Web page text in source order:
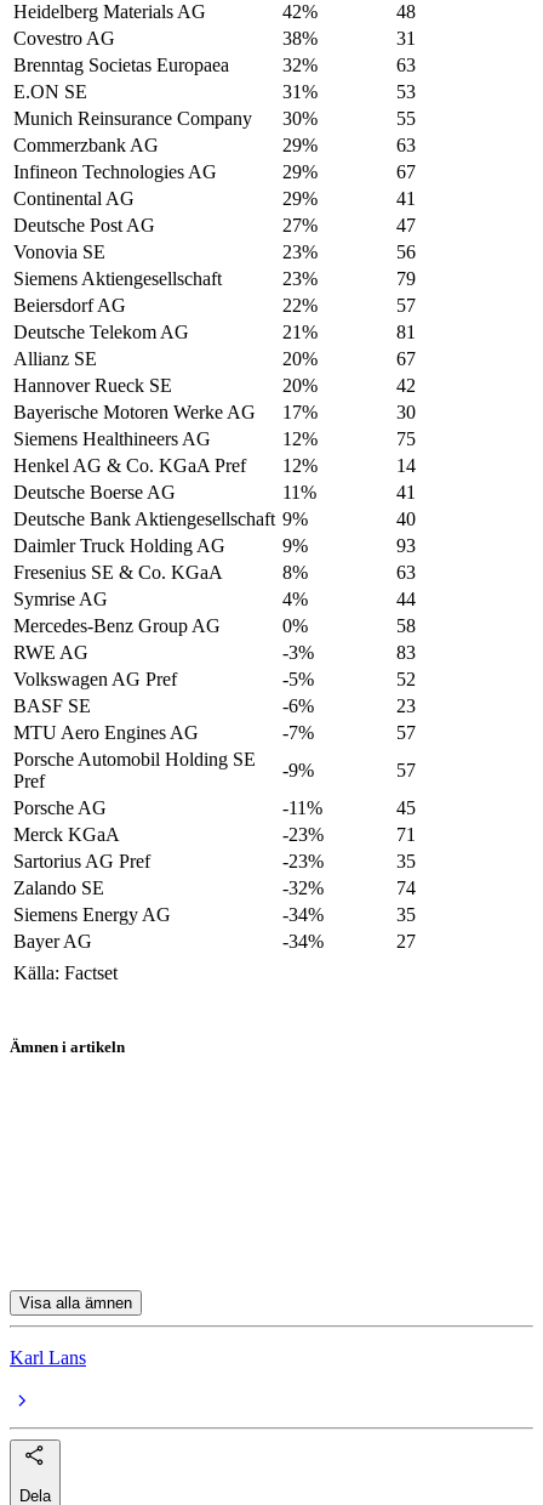
Heidelberg Materials AG
42%
48
Covestro AG
38%
31
Brenntag Societas Europaea
32%
63
E.ON SE
31%
53
Munich Reinsurance Company
30%
55
Commerzbank AG
29%
63
Infineon Technologies AG
29%
67
Continental AG
29%
41
Deutsche Post AG
27%
47
Vonovia SE
23%
56
Siemens Aktiengesellschaft
23%
79
Beiersdorf AG
22%
57
Deutsche Telekom AG
21%
81
Allianz SE
20%
67
Hannover Rueck SE
20%
42
Bayerische Motoren Werke AG
17%
30
Siemens Healthineers AG
12%
75
Henkel AG & Co. KGaA Pref
12%
14
Deutsche Boerse AG
11%
41
Deutsche Bank Aktiengesellschaft 9%
40
Daimler Truck Holding AG
9%
93
Fresenius SE & Co. KGaA
8%
63
Symrise AG
4%
44
Mercedes-Benz Group AG
0%
58
RWE AG
-3%
83
Volkswagen AG Pref
-5%
52
BASF SE
-6%
23
MTU Aero Engines AG
-7%
57
Porsche Automobil Holding SE
Pref
-9%
57
Porsche AG
-11%
45
Merck KGaA
-23%
71
Sartorius AG Pref
-23%
35
Zalando SE
-32%
74
Siemens Energy AG
-34%
35
Bayer AG
-34%
27
Källa: Factset
Ämnen i artikeln
Visa alla ämnen
Karl Lans
Dela